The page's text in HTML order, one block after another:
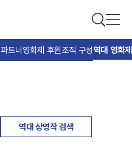
파트너 영화제 후원조직 구성역대 영화제
역대 상영작 검색